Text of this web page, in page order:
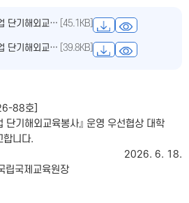
2026년 교원해외파견사업 단기해외교육봉사 운영 우선협상 대학 선정 결과 공고.hwpx [45.1KB]
2026년 교원해외파견사업 단기해외교육봉사 운영 우선협상 대학 선정 결과 공고.pdf [39.8KB]
88호]
기해외교육봉사』 운영 우선협상 대학
합니다.
2026. 6. 18.​
립국제교육원장